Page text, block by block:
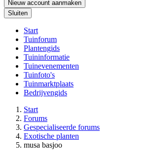
Nieuw account aanmaken
Sluiten
Start
Tuinforum
Plantengids
Tuininformatie
Tuinevenementen
Tuinfoto's
Tuinmarktplaats
Bedrijvengids
Start
Forums
Gespecialiseerde forums
Exotische planten
musa basjoo